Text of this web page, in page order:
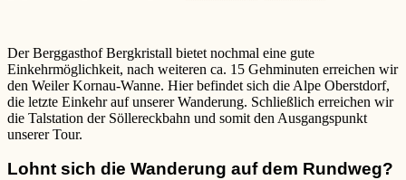
Der Berggasthof Bergkristall bietet nochmal eine gute
Einkehrmöglichkeit, nach weiteren ca. 15 Gehminuten erreichen wir
den Weiler Kornau-Wanne. Hier befindet sich die Alpe Oberstdorf,
die letzte Einkehr auf unserer Wanderung. Schließlich erreichen wir
die Talstation der Söllereckbahn und somit den Ausgangspunkt
unserer Tour.
Lohnt sich die Wanderung auf dem Rundweg?